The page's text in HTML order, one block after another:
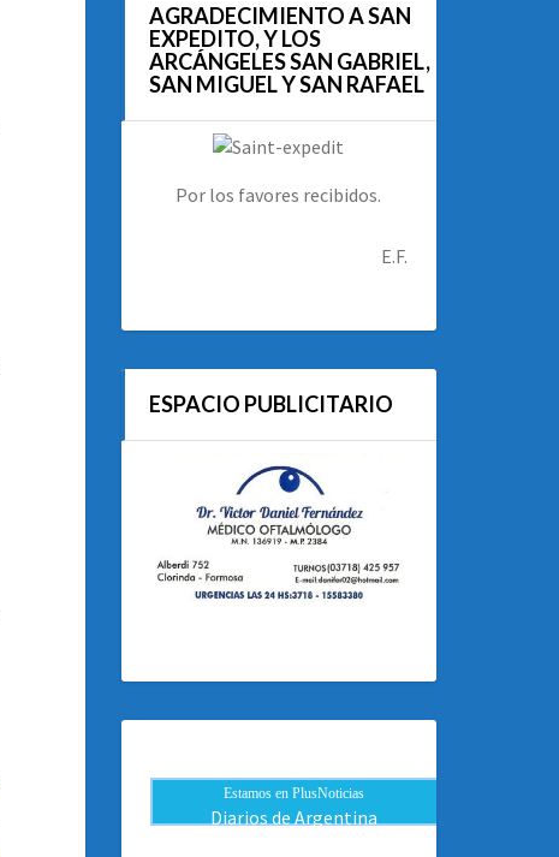
AGRADECIMIENTO A SAN
EXPEDITO, Y LOS
ARCÁNGELES SAN GABRIEL,
SAN MIGUEL Y SAN RAFAEL
Por los favores recibidos.
E.F.
ESPACIO PUBLICITARIO
Estamos en PlusNoticias
Diarios de Argentina